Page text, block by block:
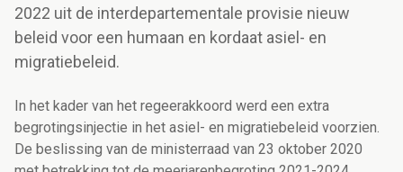
2022 uit de interdepartementale provisie nieuw
beleid voor een humaan en kordaat asiel- en
migratiebeleid.
In het kader van het regeerakkoord werd een extra
begrotingsinjectie in het asiel- en migratiebeleid voorzien.
De beslissing van de ministerraad van 23 oktober 2020